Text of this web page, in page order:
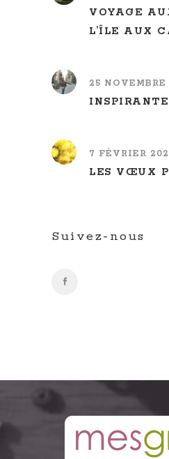
VOYAGE
L’ÎLE AUX
25 NOVEMBRE
7 FÉVRIER
LES VŒUX
Suivez-nous